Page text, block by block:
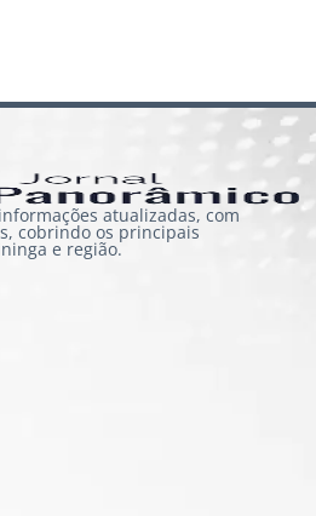
atualizadas, com
cobrindo os principais
e região.